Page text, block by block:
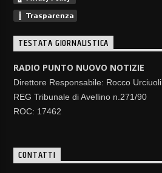
TESTATA GIORNALISTICA
RADIO PUNTO NUOVO NOTIZIE
Direttore Responsabile: Rocco Urciuoli
REG Tribunale di Avellino n.271/90
ROC: 17462
CONTATTI